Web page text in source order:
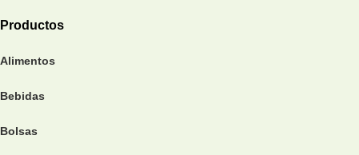
Productos
Alimentos
Bebidas
Bolsas